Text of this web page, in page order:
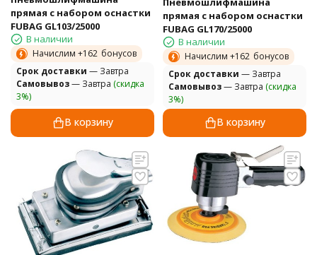
прямая с набором оснастки
FUBAG GL103/25000
В наличии
Начислим +162 бонусов
Cрок доставки — Завтра
Самовывоз— Завтра (скидка
3%)
В корзину
прямая с набором оснастки
FUBAG GL170/25000
В наличии
Начислим +162 бонусов
Cрок доставки — Завтра
Самовывоз— Завтра (скидка
3%)
В корзину